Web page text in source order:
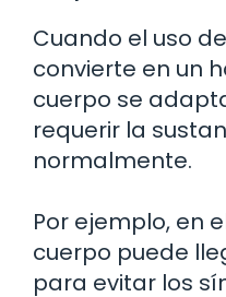
Cuando el uso
convierte en un
cuerpo se
requerir la
normalmente.
Por ejemplo, en
cuerpo puede
para evitar los